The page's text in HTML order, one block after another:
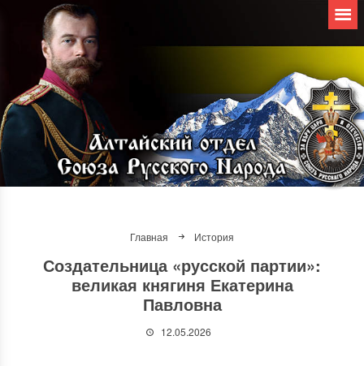
Главная История
Создательница «русской партии»:
великая княгиня Екатерина
Павловна
12.05.2026